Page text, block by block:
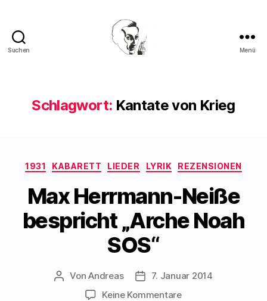
Suchen Menü
Schlagwort: Kantate von Krieg
Kategorien
1931 KABARETT LIEDER LYRIK REZENSIONEN
Max Herrmann-Neiße
bespricht „Arche Noah
SOS“
Beitragsautor
VonAndreas Beitragsdatum
7. Januar 2014
Keine Kommentarezu